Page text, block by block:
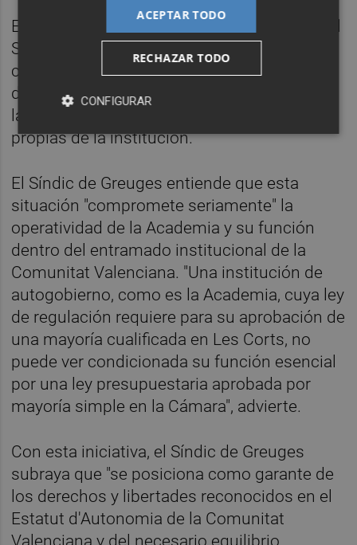
En el informe que la Acadèmia ha remitido al
Síndic, también consta la supresión total del
capítulo de inversiones reales, la reducción
del 94% en los gastos de funcionamiento y
la eliminación de las líneas de subvención
propias de la institución.
El Síndic de Greuges entiende que esta
situación "compromete seriamente" la
operatividad de la Academia y su función
dentro del entramado institucional de la
Comunitat Valenciana. "Una institución de
autogobierno, como es la Academia, cuya ley
de regulación requiere para su aprobación de
una mayoría cualificada en Les Corts, no
puede ver condicionada su función esencial
por una ley presupuestaria aprobada por
mayoría simple en la Cámara", advierte.
Con esta iniciativa, el Síndic de Greuges
subraya que "se posiciona como garante de
los derechos y libertades reconocidos en el
Estatut d'Autonomia de la Comunitat
ACEPTAR TODO
RECHAZAR TODO
CONFIGURAR